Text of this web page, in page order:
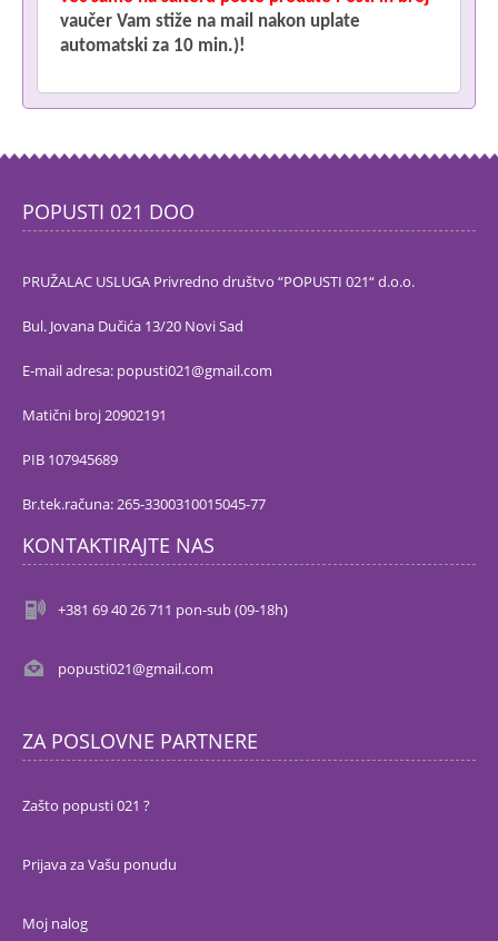
vaučer Vam stiže na mail nakon uplate
automatski za 10 min.)!
POPUSTI 021 DOO
PRUŽALAC USLUGA Privredno društvo “POPUSTI 021“ d.o.o.
Bul. Jovana Dučića 13/20 Novi Sad
E-mail adresa: popusti021@gmail.com
Matični broj 20902191
PIB 107945689
Br.tek.računa: 265-3300310015045-77
KONTAKTIRAJTE NAS
+381 69 40 26 711 pon-sub (09-18h)
popusti021@gmail.com
ZA POSLOVNE PARTNERE
Zašto popusti 021 ?
Prijava za Vašu ponudu
Moj nalog